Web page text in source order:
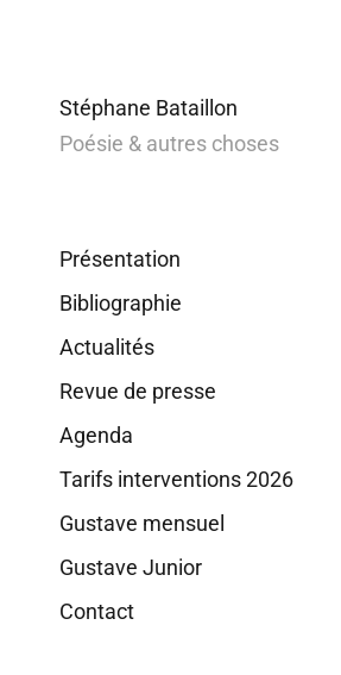
Stéphane Bataillon
Poésie & autres choses
Présentation
Bibliographie
Actualités
Revue de presse
Agenda
Tarifs interventions 2026
Gustave mensuel
Gustave Junior
Contact